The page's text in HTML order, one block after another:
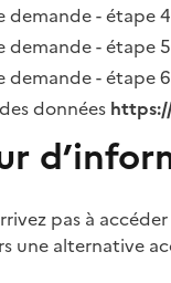
demande - étape
demande - étape
demande - étape
données
pas à
une alternative